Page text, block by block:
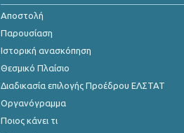
Μαΐου 2024
Απριλίου 2024
Μαρτίου 2024
Φεβρουαρίου 2024
Ιανουαρίου 2024
Αποστολή
Παρουσίαση
Ιστορική ανασκόπηση
Θεσμικό Πλαίσιο
Διαδικασία επιλογής Προέδρου ΕΛΣΤΑΤ
Οργανόγραμμα
Ποιος κάνει τι